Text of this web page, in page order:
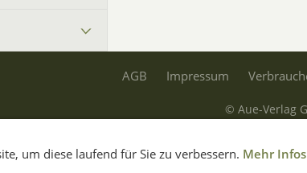
AGB Impressum
© Aue-Verlag
Verträge
um diese laufend für Sie zu verbessern. Mehr Infos